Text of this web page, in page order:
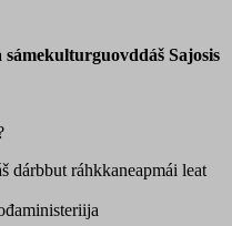
Sajosis
dárbbut ráhkkaneapmái leat